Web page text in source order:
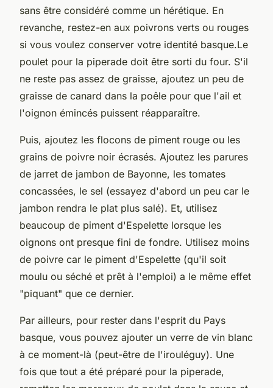
sans être considéré comme un hérétique. En
revanche, restez-en aux poivrons verts ou rouges
si vous voulez conserver votre identité basque.Le
poulet pour la piperade doit être sorti du four. S'il
ne reste pas assez de graisse, ajoutez un peu de
graisse de canard dans la poêle pour que l'ail et
l'oignon émincés puissent réapparaître.
Puis, ajoutez les flocons de piment rouge ou les
grains de poivre noir écrasés. Ajoutez les parures
de jarret de jambon de Bayonne, les tomates
concassées, le sel (essayez d'abord un peu car le
jambon rendra le plat plus salé). Et, utilisez
beaucoup de piment d'Espelette lorsque les
oignons ont presque fini de fondre. Utilisez moins
de poivre car le piment d'Espelette (qu'il soit
moulu ou séché et prêt à l'emploi) a le même effet
"piquant" que ce dernier.
Par ailleurs, pour rester dans l'esprit du Pays
basque, vous pouvez ajouter un verre de vin blanc
à ce moment-là (peut-être de l'irouléguy). Une
fois que tout a été préparé pour la piperade,